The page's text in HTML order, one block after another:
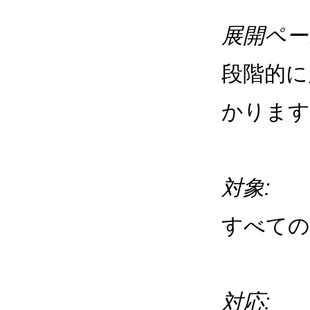
展開ペ
段階的
かりま
対象:
すべて
対応: